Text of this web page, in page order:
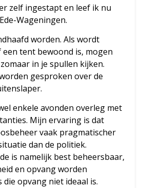
zelf ingestapt en leef ik nu
Wageningen.
worden. Als wordt
tent bewoond is, mogen
in je spullen kijken.
gesproken over de
enkele avonden overleg met
Mijn ervaring is dat
vaak pragmatischer
dan de politiek.
is namelijk best beheersbaar,
en opvang worden
die opvang niet ideaal is.